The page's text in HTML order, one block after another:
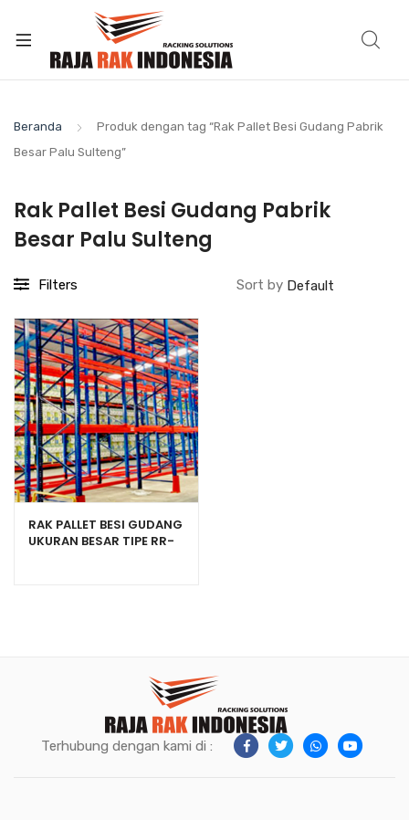
Beranda
Produk dengan tag “Rak Pallet Besi Gudang Pabrik
Besar Palu Sulteng”
Rak Pallet Besi Gudang Pabrik
Besar Palu Sulteng
Filters Sort by
RAK PALLET BESI GUDANG
UKURAN BESAR TIPE RR-
Terhubung dengan kami di :